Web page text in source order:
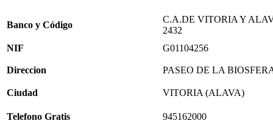
Banco y Código
C.A.DE VITORIA Y
2432
NIF
G01104256
Direccion PASEO DE LA
Ciudad VITORIA (ALAVA)
Telefono Gratis
945162000